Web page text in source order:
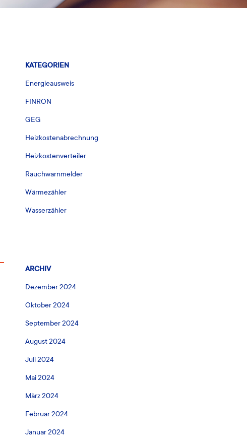
KATEGORIEN
Energieausweis
FINRON
GEG
Heizkostenabrechnung
Heizkostenverteiler
Rauchwarnmelder
Wärmezähler
Wasserzähler
ARCHIV
Dezember 2024
Oktober 2024
September 2024
August 2024
Juli 2024
Mai 2024
März 2024
Februar 2024
Januar 2024